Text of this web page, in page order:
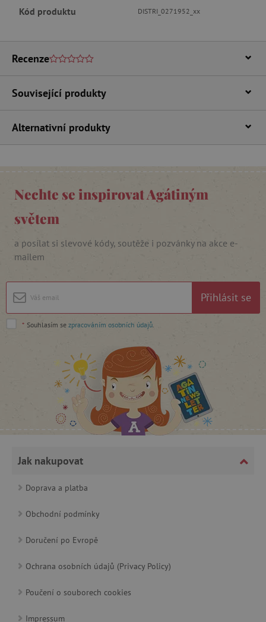
Kód produktu DISTRI_0271952_xx
Recenze
Související produkty
Alternativní produkty
Nechte se inspirovat Agátiným
světem
a posílat si slevové kódy, soutěže i pozvánky na akce e-
mailem
Přihlásit se
* Souhlasím se zpracováním osobních údajů
Jak nakupovat
Doprava a platba
Obchodní podmínky
Doručení po Evropě
Ochrana osobních údajů (Privacy Policy)
Poučení o souborech cookies
Impressum
Nezbytně nutné soubory cookie umožňují
přihlášení uživatele a správa účtu. Webové
Doména
.agatinsvet.cz